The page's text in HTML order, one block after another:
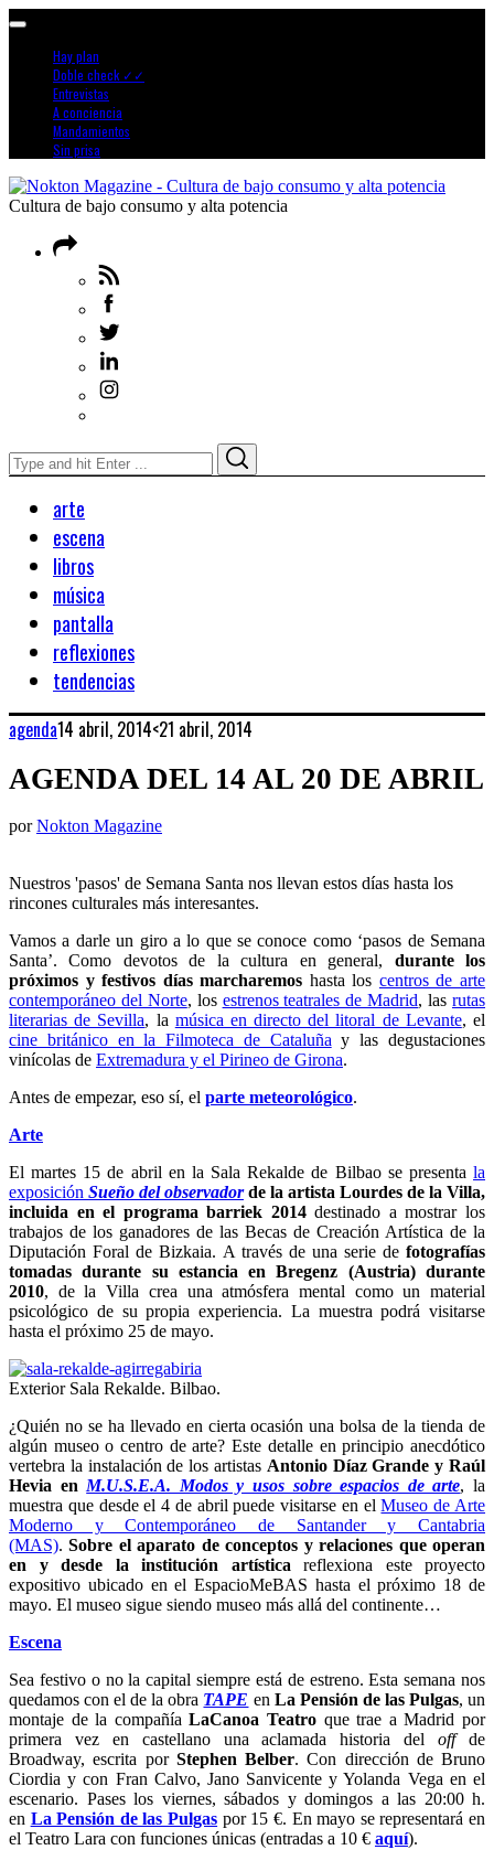
Hay plan
Doble check ✓✓
Entrevistas
A conciencia
Mandamientos
Sin prisa
Cultura de bajo consumo y alta potencia
Search
for:
arte
escena
libros
música
pantalla
reflexiones
tendencias
agenda14 abril, 2014<21 abril, 2014
AGENDA DEL 14 AL 20 DE ABRIL
por Nokton Magazine
Nuestros 'pasos' de Semana Santa nos llevan estos días hasta los
rincones culturales más interesantes.
Vamos a darle un giro a lo que se conoce como ‘pasos de Semana
Santa’. Como devotos de la cultura en general, durante los
próximos y festivos días marcharemos hasta los centros de arte
contemporáneo del Norte, los estrenos teatrales de Madrid, lasrutas
literarias de Sevilla, la música en directo del litoral de Levante, el
cine británico en la Filmoteca de Cataluñay las degustaciones
vinícolas de Extremadura y el Pirineo de Girona.
Antes de empezar, eso sí, el parte meteorológico.
Arte
El martes 15 de abril en la Sala Rekalde de Bilbao se presentala
exposición Sueño del observadorde la artista Lourdes de la Villa,
incluida en el programa barriek 2014destinado a mostrar los
trabajos de los ganadores de las Becas de Creación Artística de la
Diputación Foral de Bizkaia. A través de una serie de fotografías
tomadas durante su estancia en Bregenz (Austria) durante
2010, de la Villa crea una atmósfera mental como un material
psicológico de su propia experiencia. La muestra podrá visitarse
hasta el próximo 25 de mayo.
Exterior Sala Rekalde. Bilbao.
¿Quién no se ha llevado en cierta ocasión una bolsa de la tienda de
algún museo o centro de arte? Este detalle en principio anecdótico
vertebra la instalación de los artistas Antonio Díaz Grande y Raúl
Hevia enM.U.S.E.A. Modos y usos sobre espacios de arte, la
muestra que desde el 4 de abril puede visitarse en elMuseo de Arte
Moderno y Contemporáneo de Santander y Cantabria
(MAS).Sobre el aparato de conceptos y relaciones que operan
en y desde la institución artísticareflexiona este proyecto
expositivo ubicado en el EspacioMeBAS hasta el próximo 18 de
mayo. El museo sigue siendo museo más allá del continente…
Escena
Sea festivo o nola capital siempre está de estreno. Esta semana nos
quedamos con el de la obra TAPE en La Pensión de las Pulgas, un
montaje de la compañíaLaCanoa Teatro que trae a Madrid por
primera vez en castellano una aclamada historia deloffde
Broadway, escrita por Stephen Belber. Con dirección de Bruno
Ciordia y con Fran Calvo, Jano Sanvicente y Yolanda Vega en el
escenario. Pases los viernes, sábados y domingos a las 20:00 h.
en La Pensión de las Pulgas por 15 €. En mayo se representará en
el Teatro Lara con funciones únicas (entradas a 10 € aquí).